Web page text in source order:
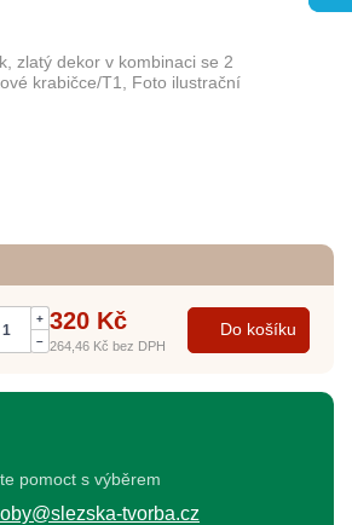
zlatý dekor v kombinaci se 2
krabičce/T1, Foto ilustrační
+
–
320 Kč
264,46 Kč bez DPH
Do košíku
pomoct s výběrem
tvorba.cz